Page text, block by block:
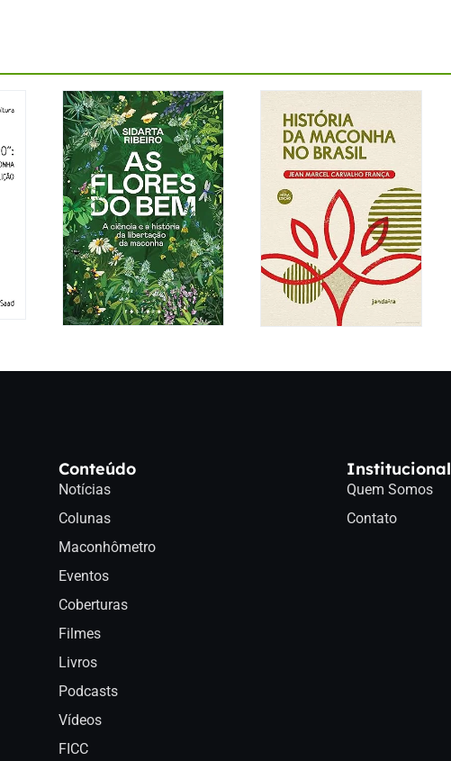
Conteúdo
Notícias
Colunas
Maconhômetro
Eventos
Coberturas
Filmes
Livros
Podcasts
Vídeos
FICC
Institucional
Quem Somos
Contato